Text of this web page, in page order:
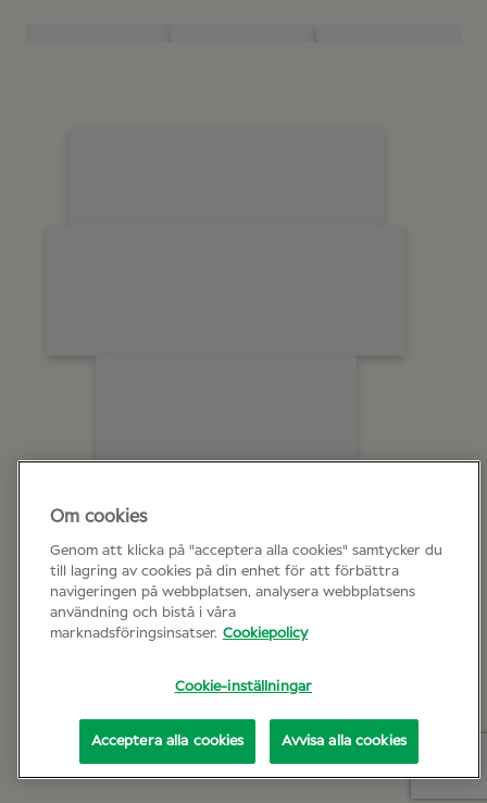
Om cookies
Genom att klicka på "acceptera alla cookies" samtycker du
till lagring av cookies på din enhet för att förbättra
navigeringen på webbplatsen, analysera webbplatsens
användning och bistå i våra
marknadsföringsinsatser. Cookiepolicy
Cookie-inställningar
Avvisa alla cookies
Acceptera alla cookies